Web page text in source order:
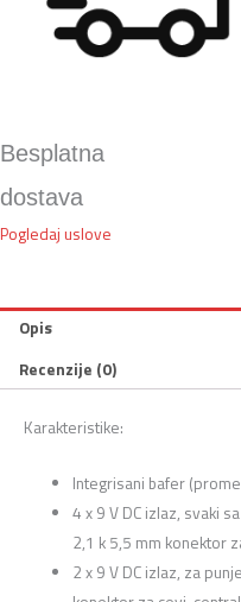
Besplatna
dostava
Pogledaj uslove
Opis
Recenzije (0)
Karakteristike:
Integrisani bafer
4 x 9 V DC izlaz, svaki
2,1 k 5,5 mm konektor
2 x 9 V DC izlaz, za